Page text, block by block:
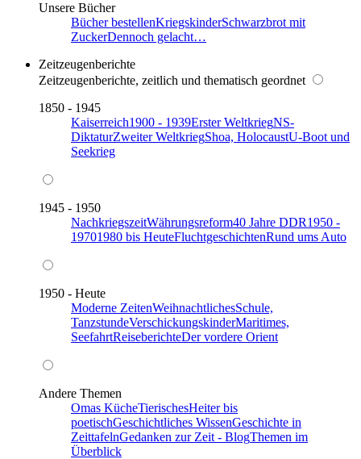
Unsere Bücher
Bücher bestellenKriegskinderSchwarzbrot mit
ZuckerDennoch gelacht…
Zeitzeugenberichte
Zeitzeugenberichte, zeitlich und thematisch geordnet
1850 - 1945
Kaiserreich1900 - 1939Erster WeltkriegNS-
DiktaturZweiter WeltkriegShoa, HolocaustU-Boot und
Seekrieg
1945 - 1950
NachkriegszeitWährungsreform40 Jahre DDR1950 -
19701980 bis HeuteFluchtgeschichtenRund ums Auto
1950 - Heute
Moderne ZeitenWeihnachtlichesSchule,
TanzstundeVerschickungskinderMaritimes,
SeefahrtReiseberichteDer vordere Orient
Andere Themen
Omas KücheTierischesHeiter bis
poetischGeschichtliches WissenGeschichte in
ZeittafelnGedanken zur Zeit - BlogThemen im
Überblick